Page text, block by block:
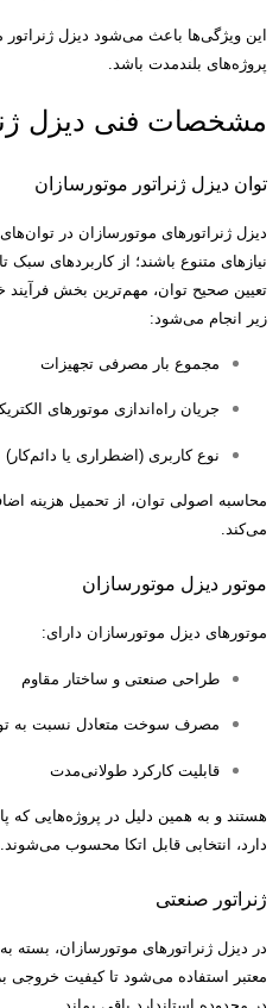
این ویژگی‌ها باعث می‌شود دیزل ژنراتور
پروژه‌های بلندمدت باشد.
مشخصات فنی دیزل
توان دیزل ژنراتور موتورسازان
دیزل ژنراتورهای موتورسازان در
نیازهای متنوع باشند؛ از کاربردهای
تعیین صحیح توان، مهم‌ترین بخش
زیر انجام می‌شود :
مجموع بار مصرفی تجهیزات
جریان راه‌اندازی موتورهای
نوع کاربری (اضطراری یا دائم‌کار )
محاسبه اصولی توان، از تحمیل هزینه
می‌کند.
موتور دیزل موتورسازان
موتورهای دیزل موتورسازان دارای:
طراحی صنعتی و ساختار مقاوم
مصرف سوخت متعادل نسبت به
قابلیت کارکرد طولانی‌مدت
هستند و به همین دلیل در پروژه‌هایی که
دارد، انتخابی قابل اتکا محسوب می‌شوند.
ژنراتور صنعتی
در دیزل ژنراتورهای موتورسازان، بسته
معتبر استفاده می‌شود تا کیفیت خروجی